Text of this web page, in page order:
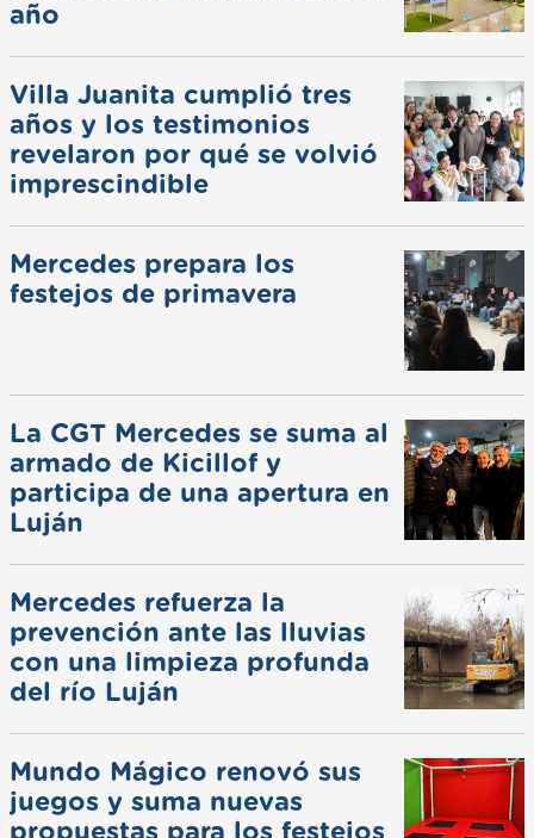
año
Villa Juanita cumplió tres
años y los testimonios
revelaron por qué se volvió
imprescindible
Mercedes prepara los
festejos de primavera
La CGT Mercedes se suma al
armado de Kicillof y
participa de una apertura en
Luján
Mercedes refuerza la
prevención ante las lluvias
con una limpieza profunda
del río Luján
Mundo Mágico renovó sus
juegos y suma nuevas
propuestas para los festejos